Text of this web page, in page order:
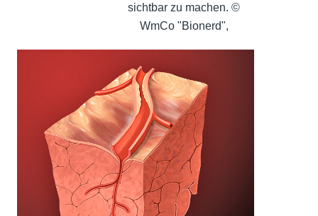
sichtbar zu machen. ©
WmCo "Bionerd",